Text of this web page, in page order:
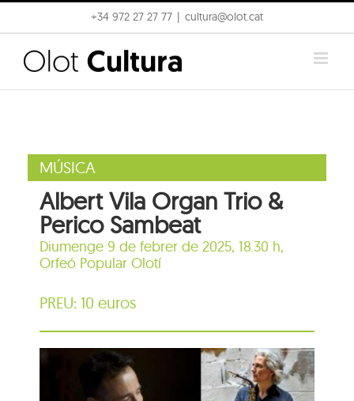
to
content
+34 972 27 27 77 cultura@olot.cat
MÚSICA
Albert Vila Organ Trio &
Perico Sambeat
Diumenge 9 de febrer de 2025, 18.30 h,
Orfeó Popular Olotí
PREU: 10 euros